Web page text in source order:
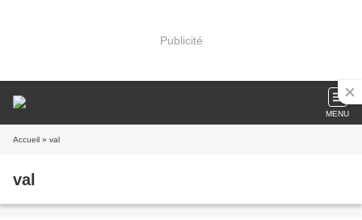
Publicité
MENU
Accueil » val
val